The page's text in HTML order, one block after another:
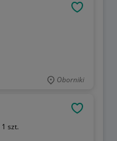
Oborniki
1 szt.